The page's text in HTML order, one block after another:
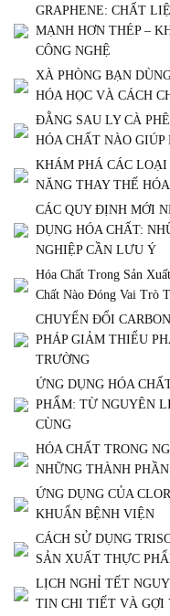
GRAPHENE: CHẤT
MẠNH HƠN THÉP –
CÔNG NGHỆ
XÀ PHÒNG BẠN
HÓA HỌC VÀ CÁCH
ĐẰNG SAU LY CÀ
HÓA CHẤT NÀO
KHÁM PHÁ CÁC
NĂNG THAY THẾ
CÁC QUY ĐỊNH MỚI
DỤNG HÓA CHẤT:
NGHIỆP CẦN LƯU Ý
Hóa Chất Trong Sản
Chất Nào Đóng Vai Trò
CHUYỂN ĐỔI
PHÁP GIẢM THIỂU
TRƯỜNG
ỨNG DỤNG HÓA
PHẨM: TỪ NGUYÊN
CÙNG
HÓA CHẤT TRONG
NHỮNG THÀNH
ỨNG DỤNG CỦA
KHUẨN BỆNH VIỆN
CÁCH SỬ DỤNG
SẢN XUẤT THỰC
LỊCH NGHỈ TẾT
TIN CHI TIẾT VÀ GỢI